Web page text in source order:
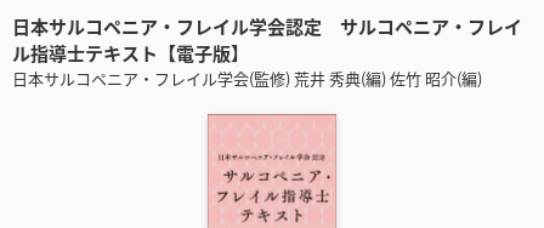
日本サルコペニア・フレイル学会認定 サルコペニア・フレイ
ル指導士テキスト【電子版】
日本サルコペニア・フレイル学会(監修) 荒井 秀典(編) 佐竹 昭介(編)